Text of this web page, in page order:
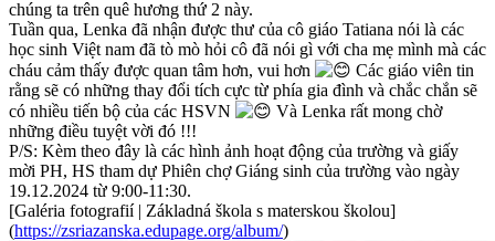
chúng ta trên quê hương thứ 2 này.
Tuần qua, Lenka đã nhận được thư của cô giáo Tatiana nói là các
học sinh Việt nam đã tò mò hỏi cô đã nói gì với cha mẹ mình mà các
cháu cảm thấy được quan tâm hơn, vui hơn
Các giáo viên tin
rằng sẽ có những thay đổi tích cực từ phía gia đình và chắc chắn sẽ
có nhiều tiến bộ của các HSVN
Và Lenka rất mong chờ
những điều tuyệt vời đó !!!
P/S: Kèm theo đây là các hình ảnh hoạt động của trường và giấy
mời PH, HS tham dự Phiên chợ Giáng sinh của trường vào ngày
19.12.2024 từ 9:00-11:30.
[Galéria fotografií | Základná škola s materskou školou]
(https://zsriazanska.edupage.org/album/)